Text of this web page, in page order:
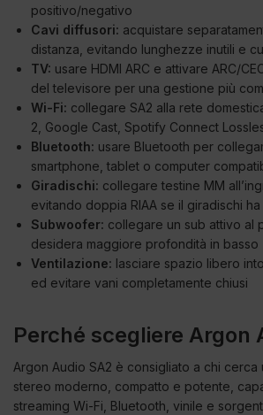
positivo/negativo
Cavi diffusori: acquistare
distanza, evitando lunghezze inutili e
TV: usare HDMI ARC e attivare ARC/
del televisore per una gestione più
Wi-Fi: collegare SA2 alla rete
2, Google Cast, Spotify Connect
Bluetooth: usare Bluetooth per
smartphone, tablet o computer
Giradischi: collegare testine MM
evitando doppia RIAA se il giradischi
Subwoofer: collegare un sub attivo al
desidera maggiore profondità in basso
Ventilazione: lasciare spazio libero
ed evitare vani completamente chiusi
Perché scegliere Argon
Argon Audio SA2 è consigliato a chi cerca
stereo moderno, compatto e potente,
streaming Wi-Fi, Bluetooth, vinile e